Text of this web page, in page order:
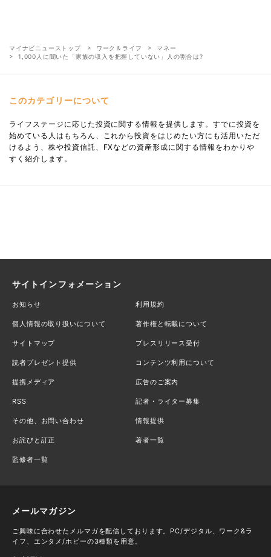
マイナビニューストップ ワーク＆ライフ
マネー
1,000人に聞いた「家族の収入を把握していない」人の割合は?
このカテゴリーについて
ライフステージに応じた投資に関する情報を提供します。すでに投資を
始めている人はもちろん、これから投資をはじめたい方にも活用いただ
けるよう、株や投資信託、FXなどの資産形成に関する情報をわかりや
すく紹介します。
サイトインフォメーション
お知らせ 利用規約
個人情報の取り扱いについて 著作権と転載について
サイトマップ プレスリリース受付
読者プレゼント提供 コンテンツ利用について
提携メディア 広告のご案内
RSS 記者・ライター募集
その他、お問い合わせ 情報提供
お詫びと訂正 著者一覧
監修者一覧
メールマガジン
ご興味に合わせたメルマガを配信しております。PC/デジタル、ワーク&ラ
イフ、エンタメ/ホビーの3種類を用意。